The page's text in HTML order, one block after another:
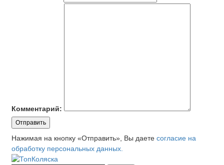
Комментарий:
Отправить
Нажимая на кнопку «Отправить», Вы даете согласие на
обработку персональных данных.